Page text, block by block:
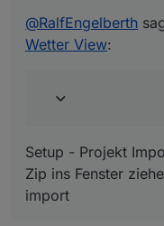
import
@RalfEngelberth
Wetter View:
Setup - Projekt
Zip ins Fenster
import